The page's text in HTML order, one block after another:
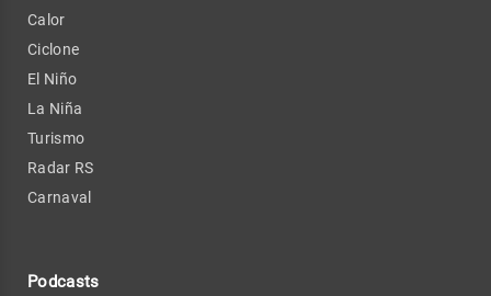
Calor
Ciclone
El Niño
La Niña
Turismo
Radar RS
Carnaval
Podcasts